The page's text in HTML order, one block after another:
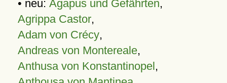
• neu: Agapus und Gefährten,
Agrippa Castor,
Adam von Crécy,
Andreas von Montereale,
Anthusa von Konstantinopel,